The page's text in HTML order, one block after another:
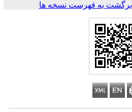
برگشت به فهرست نسخه ها